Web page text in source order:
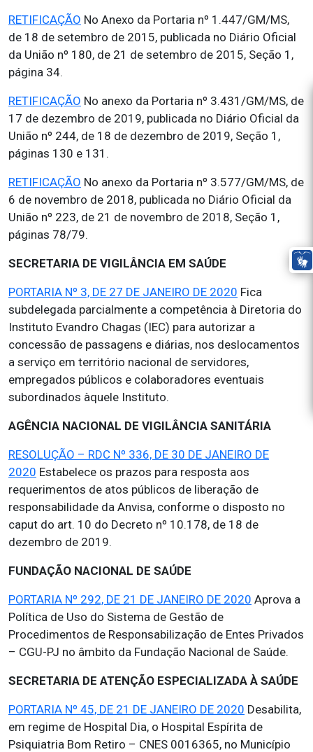
RETIFICAÇÃO No Anexo da Portaria nº 1.447/GM/MS,
de 18 de setembro de 2015, publicada no Diário Oficial
da União nº 180, de 21 de setembro de 2015, Seção 1,
página 34.
RETIFICAÇÃO No anexo da Portaria nº 3.431/GM/MS, de
17 de dezembro de 2019, publicada no Diário Oficial da
União nº 244, de 18 de dezembro de 2019, Seção 1,
páginas 130 e 131.
RETIFICAÇÃO No anexo da Portaria nº 3.577/GM/MS, de
6 de novembro de 2018, publicada no Diário Oficial da
União nº 223, de 21 de novembro de 2018, Seção 1,
páginas 78/79.
SECRETARIA DE VIGILÂNCIA EM SAÚDE
PORTARIA Nº 3, DE 27 DE JANEIRO DE 2020 Fica
subdelegada parcialmente a competência à Diretoria do
Instituto Evandro Chagas (IEC) para autorizar a
concessão de passagens e diárias, nos deslocamentos
a serviço em território nacional de servidores,
empregados públicos e colaboradores eventuais
subordinados àquele Instituto.
AGÊNCIA NACIONAL DE VIGILÂNCIA SANITÁRIA
RESOLUÇÃO – RDC Nº 336, DE 30 DE JANEIRO DE
2020 Estabelece os prazos para resposta aos
requerimentos de atos públicos de liberação de
responsabilidade da Anvisa, conforme o disposto no
caput do art. 10 do Decreto nº 10.178, de 18 de
dezembro de 2019.
FUNDAÇÃO NACIONAL DE SAÚDE
PORTARIA Nº 292, DE 21 DE JANEIRO DE 2020 Aprova a
Política de Uso do Sistema de Gestão de
Procedimentos de Responsabilização de Entes Privados
– CGU-PJ no âmbito da Fundação Nacional de Saúde.
SECRETARIA DE ATENÇÃO ESPECIALIZADA À SAÚDE
PORTARIA Nº 45, DE 21 DE JANEIRO DE 2020 Desabilita,
em regime de Hospital Dia, o Hospital Espírita de
Psiquiatria Bom Retiro – CNES 0016365, no Município